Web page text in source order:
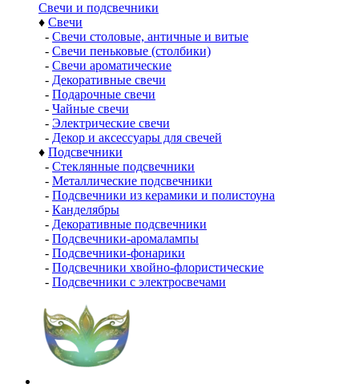
Свечи и подсвечники
♦ Свечи
- Свечи столовые, античные и витые
- Свечи пеньковые (столбики)
- Свечи ароматические
- Декоративные свечи
- Подарочные свечи
- Чайные свечи
- Электрические свечи
- Декор и аксессуары для свечей
♦ Подсвечники
- Стеклянные подсвечники
- Металлические подсвечники
- Подсвечники из керамики и полистоуна
- Канделябры
- Декоративные подсвечники
- Подсвечники-аромалампы
- Подсвечники-фонарики
- Подсвечники хвойно-флористические
- Подсвечники с электросвечами